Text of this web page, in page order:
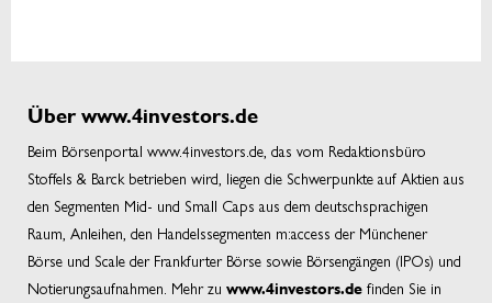
Über www.4investors.de
Beim Börsenportal www.4investors.de, das vom Redaktionsbüro
Stoffels & Barck betrieben wird, liegen die Schwerpunkte auf Aktien aus
den Segmenten Mid- und Small Caps aus dem deutschsprachigen
Raum, Anleihen, den Handelssegmenten m:access der Münchener
Börse und Scale der Frankfurter Börse sowie Börsengängen (IPOs) und
Notierungsaufnahmen. Mehr zu www.4investors.de finden Sie in